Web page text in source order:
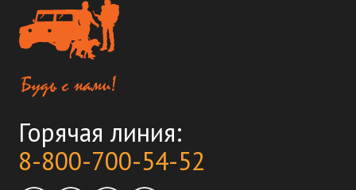
Горячая линия:
8-800-700-54-52